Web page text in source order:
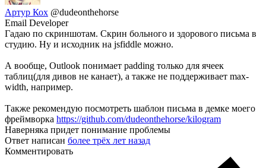
Артур Кох @dudeonthehorse
Email Developer
Гадаю по скриншотам. Скрин больного и здорового письма в
студию. Ну и исходник на jsfiddle можно.
А вообще, Outlook понимает padding только для ячеек
таблиц(для дивов не канает), а также не поддерживает max-
width, например.
Также рекомендую посмотреть шаблон письма в демке моего
фреймворка https://github.com/dudeonthehorse/kilogram
Наверняка придет понимание проблемы
Ответ написан более трёх лет назад
Комментировать